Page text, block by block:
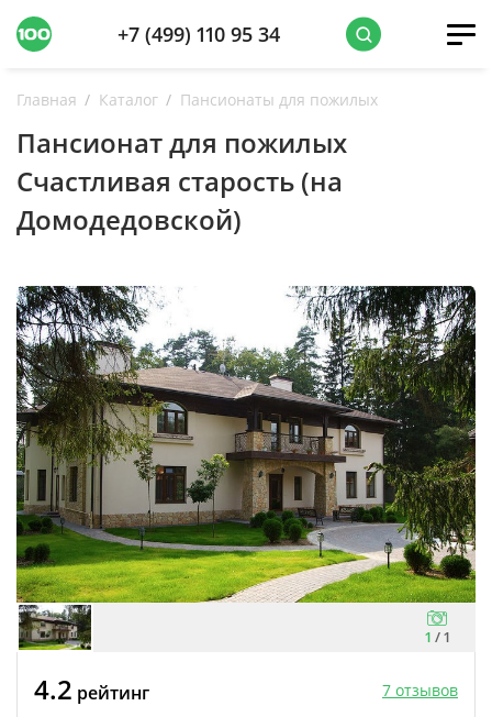
+7 (499) 110 95 34
Главная Каталог Пансионаты для пожилых
Пансионат для пожилых
Счастливая старость (на
Домодедовской)
1 /1
4.2 рейтинг 7 отзывов